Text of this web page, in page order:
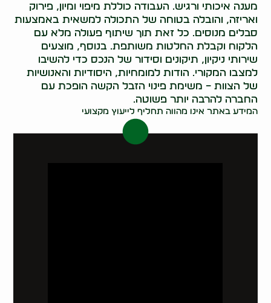
מענה איכותי ורגיש. העבודה כוללת מיפוי ומיון, פירוק
ואריזה, והובלה בטוחה של התכולה למשאית באמצעות
סבלים מנוסים. כל זאת תוך שיתוף פעולה מלא עם
הלקוח וקבלת החלטות משותפת. בנוסף, מוצעים
שירותי ניקיון, תיקונים וסידור של הנכס כדי להשיבו
למצבו המקורי. הודות למומחיות, היסודיות והאנושיות
של הצוות – משימת פינוי הזבל הקשה הופכת עם
החברה להרבה יותר פשוטה.
המידע באתר אינו מהווה תחליף לייעוץ מקצועי